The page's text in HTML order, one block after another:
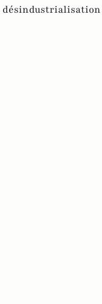
désindustrialisation